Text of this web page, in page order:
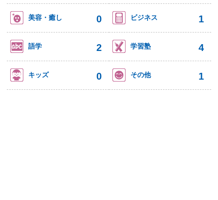
美容・癒し 0 ビジネス 1
語学 2 学習塾 4
キッズ 0 その他 1